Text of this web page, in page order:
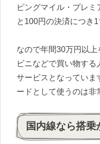
ピングマイル・プレ
と100円の決済につき1
なので年間30万円以
ビニなどで買い物す
サービスとなっていま
ードとして使うのは非
国内線なら搭